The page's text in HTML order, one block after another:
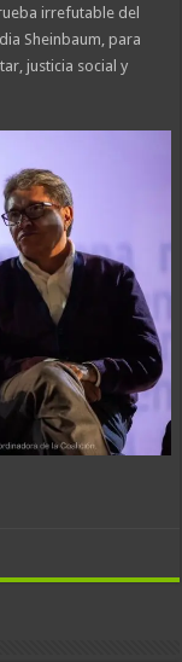
irrefutable del
Sheinbaum, para
justicia social y